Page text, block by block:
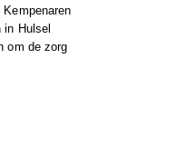
Hulsel
om de zorg